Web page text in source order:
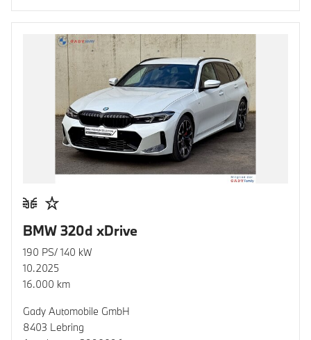
BMW 320d xDrive
190 PS/ 140 kW
10.2025
16.000 km
Gady Automobile GmbH
8403 Lebring